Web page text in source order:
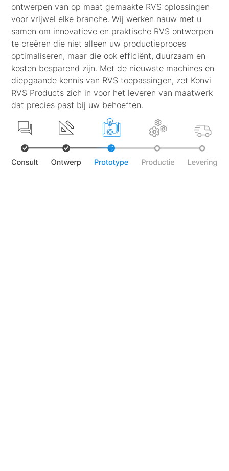
ontwerpen van op maat gemaakte RVS oplossingen
voor vrijwel elke branche. Wij werken nauw met u
samen om innovatieve en praktische RVS ontwerpen
te creëren die niet alleen uw productieproces
optimaliseren, maar die ook efficiënt, duurzaam en
kosten besparend zijn. Met de nieuwste machines en
diepgaande kennis van RVS toepassingen, zet Konvi
RVS Products zich in voor het leveren van maatwerk
dat precies past bij uw behoeften.